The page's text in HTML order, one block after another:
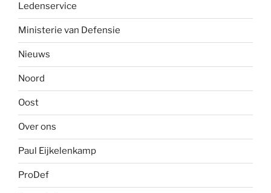
Ledenservice
Ministerie van Defensie
Nieuws
Noord
Oost
Over ons
Paul Eijkelenkamp
ProDef